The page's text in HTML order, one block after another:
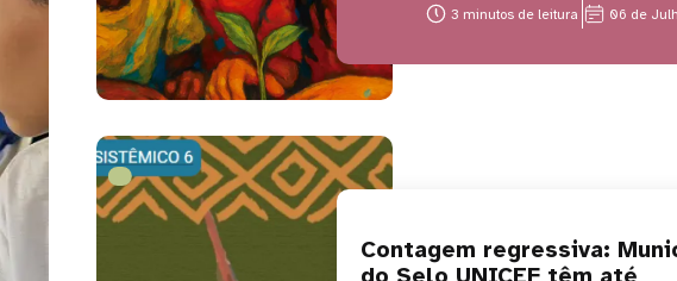
3 minutos de leitura 06 de
Contagem regressiva: